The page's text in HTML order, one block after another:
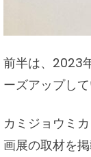
前半は、2023
ーズアップして
カミジョウミ
画展の取材を掲